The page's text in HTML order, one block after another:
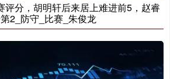
评分，胡明轩后来居上难进前5，赵睿
2_防守_比赛_朱俊龙